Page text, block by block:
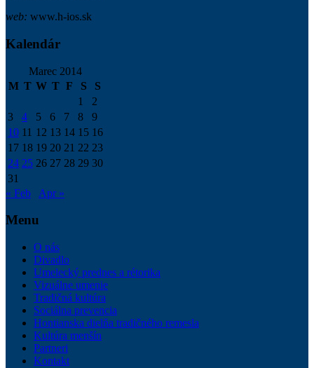
web: www.h-ios.sk
Kalendár
Marec 2014
M T W T F S
S
1
2
3
4 5 6 7 8
9
10 11 12 13 14 15 16
17 18 19 20 21 22 23
24 25 26 27 28 29 30
31
« Feb
Apr »
Menu
O nás
Divadlo
Umelecký prednes a rétorika
Vizuálne umenie
Tradičná kultúra
Sociálna prevencia
Hontianska dielňa tradičného remesla
Kultúra menšín
Partneri
Kontakt